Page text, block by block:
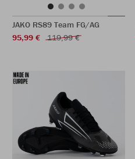
JAKO RS89 Team FG/AG
95,99 €
119,99 €